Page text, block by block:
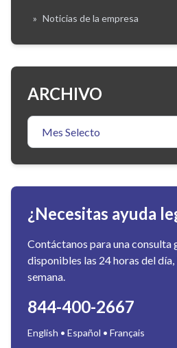
» Noticias de la empresa
ARCHIVO
¿Necesitas ayuda
Contáctanos para una consulta
disponibles las 24 horas del día,
semana.
844-400-2667
English • Español • Français